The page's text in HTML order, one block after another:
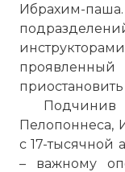
Ибрахим-
Пелопоннеса,
с 17-
– важному
☓